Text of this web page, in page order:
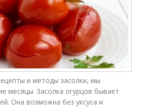
и методы засолки, мы
месяцы. Засолка огурцов бывает
Она возможна без уксуса и